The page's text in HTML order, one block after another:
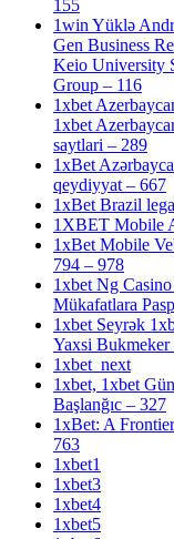
155
1win Yüklə
Gen Business
Keio University
Group – 116
1xbet
1xbet
saytlari – 289
1xBet
qeydiyyat – 667
1xBet Brazil
1XBET Mobile
1xBet Mobile
794 – 978
1xbet Ng
Mükafatlara
1xbet Seyrək
Yaxsi Bukmeker
1xbet_next
1xbet, 1xbet
Başlanğıc – 327
1xBet: A
763
1xbet1
1xbet3
1xbet4
1xbet5